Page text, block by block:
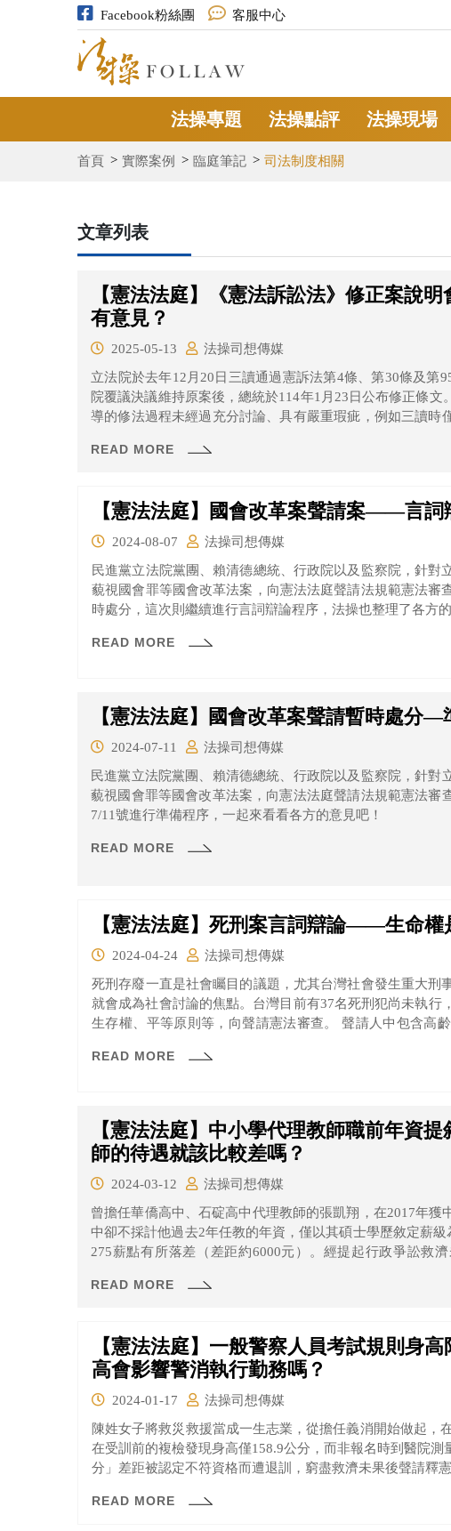
Facebook粉絲團 客服中心
法操專題 法操點評 法操現場
首頁 實際案例 臨庭筆記 司法制度相關
文章列表
【憲法法庭】《憲法訴訟法》修正案說
有意見？
2025-05-13
法操司想傳媒
立法院於去年12月20日三讀通過憲訴法第4條、第30條及第
院覆議決議維持原案後，總統於114年1月23日公布修正條文
導的修法過程未經過充分討論、具有嚴重瑕疵，例如三讀時
釋。
READ MORE
【憲法法庭】國會改革案聲請案——言詞
2024-08-07
法操司想傳媒
民進黨立法院黨團、賴清德總統、行政院以及監察院，針對
藐視國會罪等國會改革法案，向憲法法庭聲請法規範憲法審
時處分，這次則繼續進行言詞辯論程序，法操也整理了各方
READ MORE
【憲法法庭】國會改革案聲請暫時處分—
2024-07-11
法操司想傳媒
民進黨立法院黨團、賴清德總統、行政院以及監察院，針對
藐視國會罪等國會改革法案，向憲法法庭聲請法規範憲法審
7/11號進行準備程序，一起來看看各方的意見吧！
READ MORE
【憲法法庭】死刑案言詞辯論——生命權
2024-04-24
法操司想傳媒
死刑存廢一直是社會矚目的議題，尤其台灣社會發生重大刑
就會成為社會討論的焦點。台灣目前有37名死刑犯尚未執行
生存權、平等原則等，向聲請憲法審查。 聲請人中包含高
槍決，也堪稱等待最久的死囚。其中也不乏案情充滿疑點、
READ MORE
【憲法法庭】中小學代理教師職前年資
師的待遇就該比較差嗎？
2024-03-12
法操司想傳媒
曾擔任華僑高中、石碇高中代理教師的張凱翔，在2017年獲
中卻不採計他過去2年任教的年資，僅以其碩士學歷敘定薪
275薪點有所落差（差距約6000元）。經提起行政爭訟救
第707號之意旨等。
READ MORE
【憲法法庭】一般警察人員考試規則身
高會影響警消執行勤務嗎？
2024-01-17
法操司想傳媒
陳姓女子將救災救援當成一生志業，從擔任義消開始做起，
在受訓前的複檢發現身高僅158.9公分，而非報名時到醫院測
分」差距被認定不符資格而遭退訓，窮盡救濟未果後聲請釋憲
READ MORE